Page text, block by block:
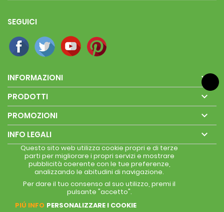
SEGUICI
INFORMAZIONI 
PRODOTTI 
PROMOZIONI 
INFO LEGALI 
Questo sito web utilizza cookie propri e di terze
parti per migliorare i propri servizi e mostrare
pubblicità coerente con le tue preferenze,
analizzando le abitudini di navigazione.
Per dare il tuo consenso al suo utilizzo, premi il
pulsante "accetto".
PIÚ INFO PERSONALIZZARE I COOKIE